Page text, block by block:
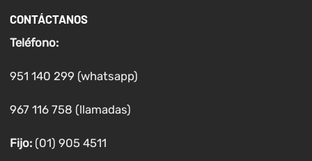
CONTÁCTANOS
Teléfono:
951 140 299 (whatsapp)
967 116 758 (llamadas)
Fijo:(01) 905 4511